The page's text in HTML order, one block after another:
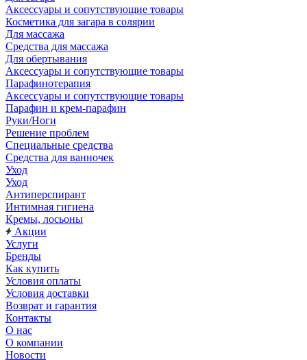
Аксессуары и сопутствующие товары
Косметика для загара в солярии
Для массажа
Средства для массажа
Для обертывания
Аксессуары и сопутствующие товары
Парафинотерапия
Аксессуары и сопутствующие товары
Парафин и крем-парафин
Руки/Ноги
Решение проблем
Специальные средства
Средства для ванночек
Уход
Уход
Антиперспирант
Интимная гигиена
Кремы, лосьоны
Акции
Услуги
Бренды
Как купить
Условия оплаты
Условия доставки
Возврат и гарантия
Контакты
О нас
О компании
Новости